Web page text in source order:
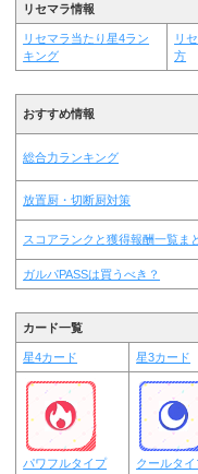
リセマラ情報
リセマラ当たり星4ラン
キング
リ
方
おすすめ情報
総合力ランキング
放置厨・切断厨対策
スコアランクと獲得報酬一覧ま
ガルパPASSは買うべき？
カード一覧
星4カード 星3カード
パワフルタイプ クールタイ